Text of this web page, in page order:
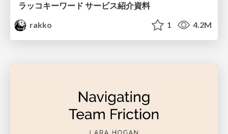
ラッコキーワード サービス紹介資料
rakko
1 4.2M